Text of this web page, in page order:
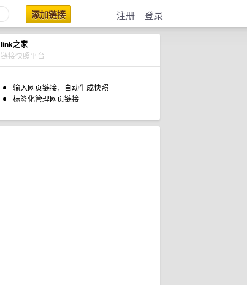
添加链接 注册 登录
link之家
链接快照平台
输入网页链接，自动生成快照
标签化管理网页链接